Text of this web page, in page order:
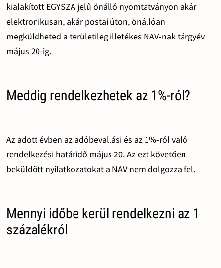
kialakított EGYSZA jelű önálló nyomtatványon akár
elektronikusan, akár postai úton, önállóan
megküldheted a területileg illetékes NAV-nak tárgyév
május 20-ig.
Meddig rendelkezhetek az 1%-ról?
Az adott évben az adóbevallási és az 1%-ról való
rendelkezési határidő május 20. Az ezt követően
beküldött nyilatkozatokat a NAV nem dolgozza fel.
Mennyi időbe kerül rendelkezni az 1
százalékról